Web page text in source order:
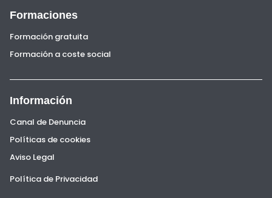
Formaciones
Formación gratuita
Formación a coste social
Información
Canal de Denuncia
Políticas de cookies
Aviso Legal
Política de Privacidad